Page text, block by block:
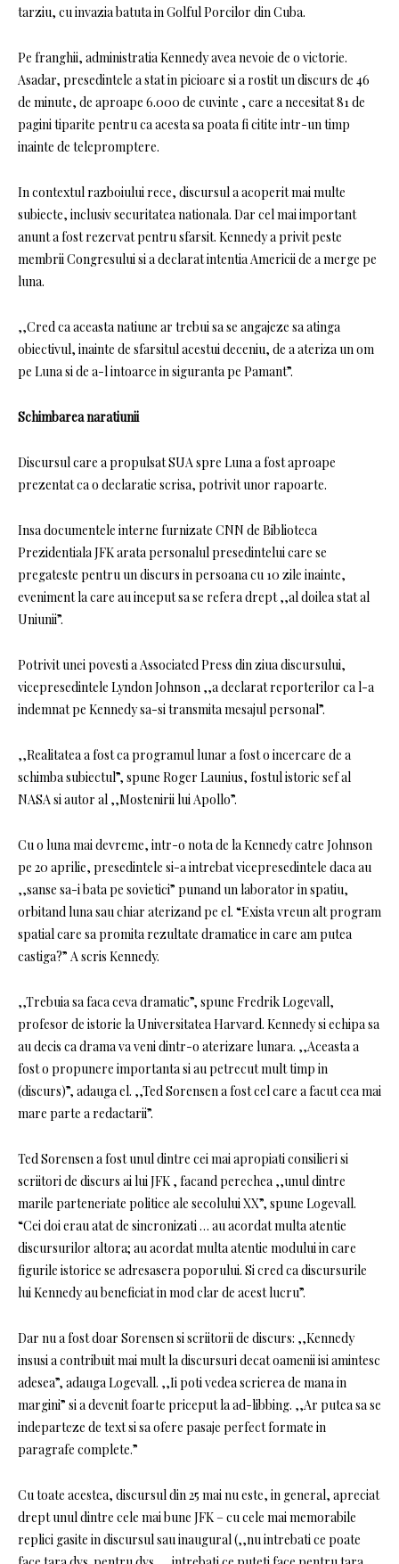
tarziu, cu invazia batuta in Golful Porcilor din Cuba.
Pe franghii, administratia Kennedy avea nevoie de o victorie.
Asadar, presedintele a stat in picioare si a rostit un discurs de 46
de minute, de aproape 6.000 de cuvinte , care a necesitat 81 de
pagini tiparite pentru ca acesta sa poata fi citite intr-un timp
inainte de telepromptere.
In contextul razboiului rece, discursul a acoperit mai multe
subiecte, inclusiv securitatea nationala. Dar cel mai important
anunt a fost rezervat pentru sfarsit. Kennedy a privit peste
membrii Congresului si a declarat intentia Americii de a merge pe
luna.
,,Cred ca aceasta natiune ar trebui sa se angajeze sa atinga
obiectivul, inainte de sfarsitul acestui deceniu, de a ateriza un om
pe Luna si de a-l intoarce in siguranta pe Pamant”.
Schimbarea naratiunii
Discursul care a propulsat SUA spre Luna a fost aproape
prezentat ca o declaratie scrisa, potrivit unor rapoarte.
Insa documentele interne furnizate CNN de Biblioteca
Prezidentiala JFK arata personalul presedintelui care se
pregateste pentru un discurs in persoana cu 10 zile inainte,
eveniment la care au inceput sa se refera drept ,,al doilea stat al
Uniunii”.
Potrivit unei povesti a Associated Press din ziua discursului,
vicepresedintele Lyndon Johnson ,,a declarat reporterilor ca l-a
indemnat pe Kennedy sa-si transmita mesajul personal”.
,,Realitatea a fost ca programul lunar a fost o incercare de a
schimba subiectul”, spune Roger Launius, fostul istoric sef al
NASA si autor al ,,Mostenirii lui Apollo”.
Cu o luna mai devreme, intr-o nota de la Kennedy catre Johnson
pe 20 aprilie, presedintele si-a intrebat vicepresedintele daca au
,,sanse sa-i bata pe sovietici” punand un laborator in spatiu,
orbitand luna sau chiar aterizand pe el. “Exista vreun alt program
spatial care sa promita rezultate dramatice in care am putea
castiga?” A scris Kennedy.
,,Trebuia sa faca ceva dramatic”, spune Fredrik Logevall,
profesor de istorie la Universitatea Harvard. Kennedy si echipa sa
au decis ca drama va veni dintr-o aterizare lunara. ,,Aceasta a
fost o propunere importanta si au petrecut mult timp in
(discurs)”, adauga el. ,,Ted Sorensen a fost cel care a facut cea mai
mare parte a redactarii”.
Ted Sorensen a fost unul dintre cei mai apropiati consilieri si
scriitori de discurs ai lui JFK , facand perechea ,,unul dintre
marile parteneriate politice ale secolului XX”, spune Logevall.
“Cei doi erau atat de sincronizati … au acordat multa atentie
discursurilor altora; au acordat multa atentie modului in care
figurile istorice se adresasera poporului. Si cred ca discursurile
lui Kennedy au beneficiat in mod clar de acest lucru”.
Dar nu a fost doar Sorensen si scriitorii de discurs: ,,Kennedy
insusi a contribuit mai mult la discursuri decat oamenii isi amintesc
adesea”, adauga Logevall. ,,Ii poti vedea scrierea de mana in
margini” si a devenit foarte priceput la ad-libbing. ,,Ar putea sa se
indeparteze de text si sa ofere pasaje perfect formate in
paragrafe complete.”
Cu toate acestea, discursul din 25 mai nu este, in general, apreciat
drept unul dintre cele mai bune JFK – cu cele mai memorabile
replici gasite in discursul sau inaugural (,,nu intrebati ce poate